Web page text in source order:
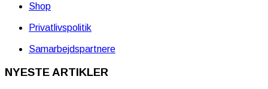
Shop
Privatlivspolitik
Samarbejdspartnere
NYESTE ARTIKLER